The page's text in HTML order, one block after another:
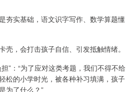
夯实基础，语文识字写作、数学算题懂
壳，会打击孩子自信、引发抵触情绪。
”：“为了应对这类考题，我们不得不给
松的小学时光，被各种补习填满，孩子
为了什么？”